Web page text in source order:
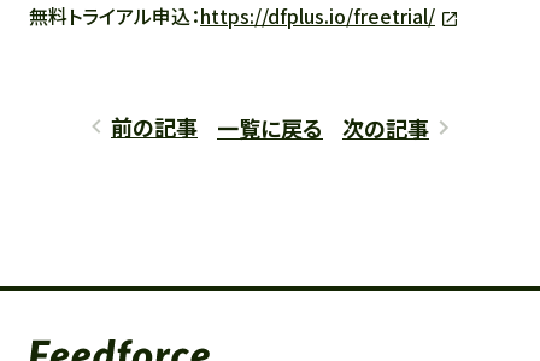
無料トライアル申込：https://dfplus.io/freetrial/
前の記事 一覧に戻る 次の記事